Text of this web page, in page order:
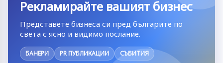
Рекламирайте вашият бизнес
Представете бизнеса си пред българите по
света с ясно и видимо послание.
БАНЕРИ PR ПУБЛИКАЦИИ СЪБИТИЯ